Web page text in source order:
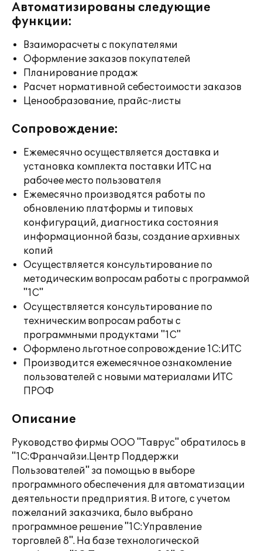
Автоматизированы следующие
функции:
Взаиморасчеты с покупателями
Оформление заказов покупателей
Планирование продаж
Расчет нормативной себестоимости заказов
Ценообразование, прайс-листы
Сопровождение:
Ежемесячно осуществляется доставка и
установка комплекта поставки ИТС на
рабочее место пользователя
Ежемесячно производятся работы по
обновлению платформы и типовых
конфигураций, диагностика состояния
информационной базы, создание архивных
копий
Осуществляется консультирование по
методическим вопросам работы с программой
"1С"
Осуществляется консультирование по
техническим вопросам работы с
программными продуктами "1С"
Оформлено льготное сопровождение 1С:ИТС
Производится ежемесячное ознакомление
пользователей с новыми материалами ИТС
ПРОФ
Описание
Руководство фирмы ООО "Таврус" обратилось в
"1С:Франчайзи.Центр Поддержки
Пользователей" за помощью в выборе
программного обеспечения для автоматизации
деятельности предприятия. В итоге, с учетом
пожеланий заказчика, было выбрано
программное решение "1С:Управление
торговлей 8". На базе технологической